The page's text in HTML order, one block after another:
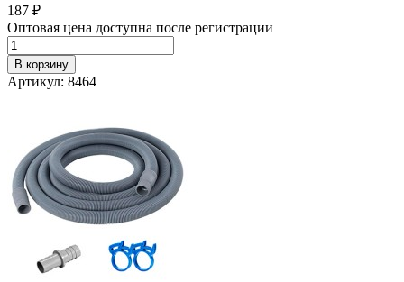
187 ₽
Оптовая цена доступна после регистрации
В корзину
Артикул: 8464